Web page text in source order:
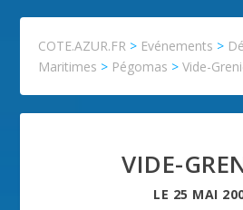
COTE.AZUR.FR > Evénements >
Maritimes > Pégomas >Vide-
VIDE-
LE 25 MAI